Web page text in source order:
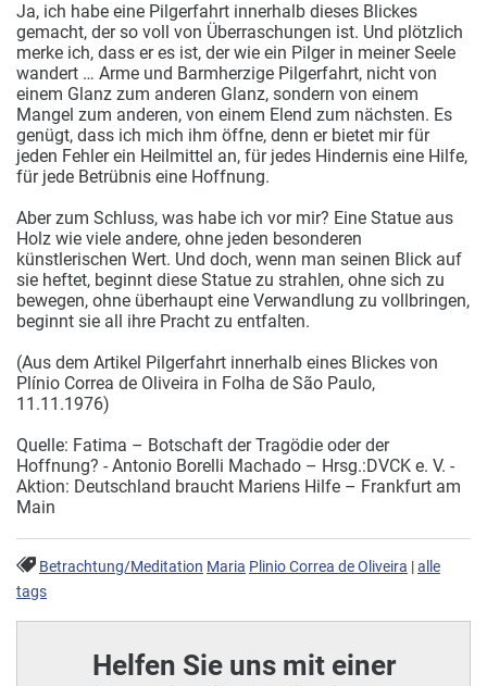
Ja, ich habe eine Pilgerfahrt innerhalb dieses Blickes
gemacht, der so voll von Überraschungen ist. Und plötzlich
merke ich, dass er es ist, der wie ein Pilger in meiner Seele
wandert … Arme und Barmherzige Pilgerfahrt, nicht von
einem Glanz zum anderen Glanz, sondern von einem
Mangel zum anderen, von einem Elend zum nächsten. Es
genügt, dass ich mich ihm öffne, denn er bietet mir für
jeden Fehler ein Heilmittel an, für jedes Hindernis eine Hilfe,
für jede Betrübnis eine Hoffnung.
Aber zum Schluss, was habe ich vor mir? Eine Statue aus
Holz wie viele andere, ohne jeden besonderen
künstlerischen Wert. Und doch, wenn man seinen Blick auf
sie heftet, beginnt diese Statue zu strahlen, ohne sich zu
bewegen, ohne überhaupt eine Verwandlung zu vollbringen,
beginnt sie all ihre Pracht zu entfalten.
(Aus dem Artikel Pilgerfahrt innerhalb eines Blickes von
Plínio Correa de Oliveira in Folha de São Paulo,
11.11.1976)
Quelle: Fatima – Botschaft der Tragödie oder der
Hoffnung? - Antonio Borelli Machado – Hrsg.:DVCK e. V. -
Aktion: Deutschland braucht Mariens Hilfe – Frankfurt am
Main
Betrachtung/Meditation Maria Plinio Correa de Oliveira |alle
tags
Helfen Sie uns mit einer